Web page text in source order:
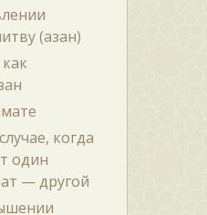
(азан)
когда
один
— другой